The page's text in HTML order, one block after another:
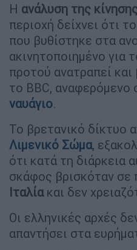
Η ανάλυση της
περιοχή δείχνει ότι το
που βυθίστηκε στα
ακινητοποιημένο για
προτού ανατραπεί και
το BBC, αναφερόμενο
ναυάγιο.
Το βρετανικό δίκτυο
Λιμενικό Σώμα,
ότι κατά τη
σκάφος βρισκόταν σε
Ιταλίακαι δεν
Οι ελληνικές αρχές
απαντήσει στα